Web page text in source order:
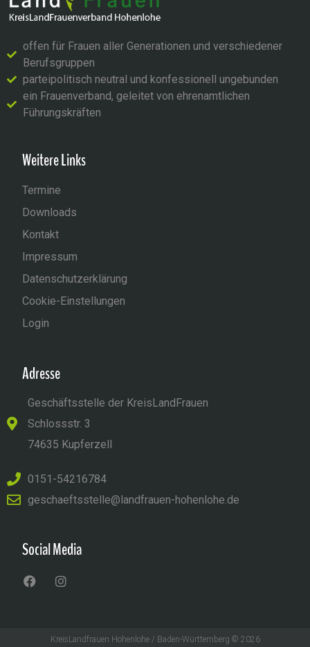
offen für Frauen aller Generationen und verschiedener
Berufsgruppen
parteipolitisch neutral und konfessionell ungebunden
ein Frauenverband, geleitet von ehrenamtlichen
Führungskräften
Weitere Links
Termine
Downloads
Kontakt
Impressum
Datenschutzerklärung
Cookie-Einstellungen
Login
Adresse
Geschäftsstelle der KreisLandFrauen
Schlossstr. 3
74635 Kupferzell
0151-54216784
geschaeftsstelle@landfrauen-hohenlohe.de
Social Media
KreisLandfrauen Hohenlohe / Baden-Württemberg © 2026